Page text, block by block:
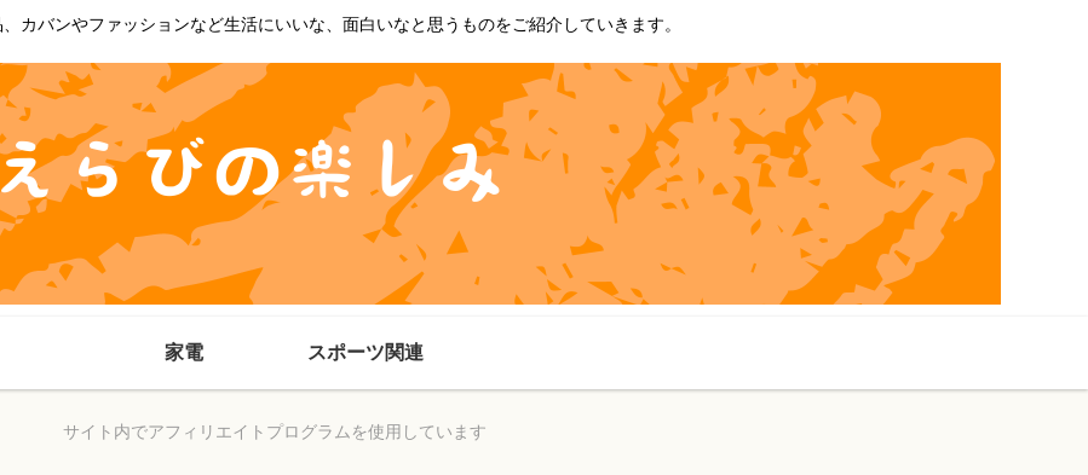
カバンやファッションなど生活にいいな、面白いなと思うものをご紹介していきます。
家電 スポーツ関連
サイト内でアフィリエイトプログラムを使用しています